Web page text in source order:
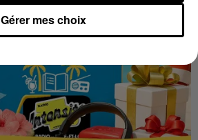
Gérer mes choix